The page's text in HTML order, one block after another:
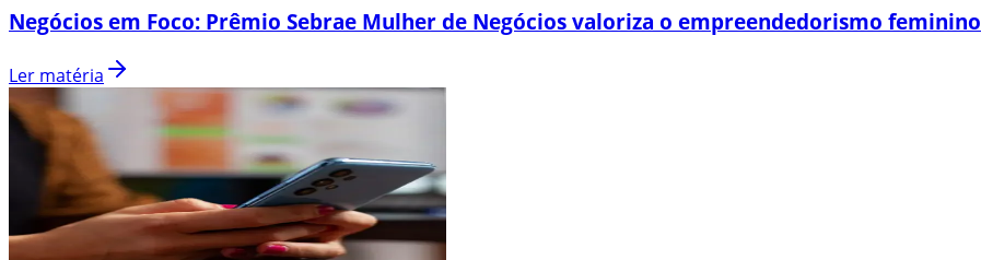
Negócios em Foco: Prêmio Sebrae Mulher de Negócios valoriza o empreendedorismo feminino
Ler matéria